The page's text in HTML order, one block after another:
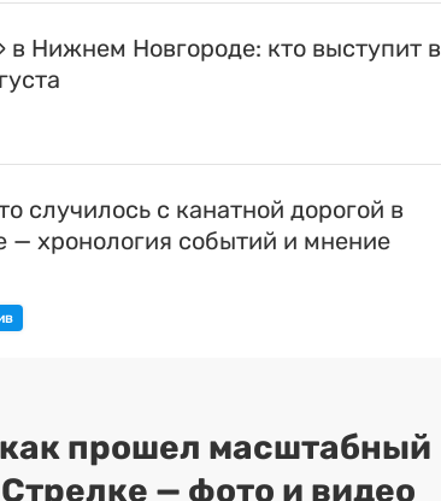
в Нижнем Новгороде: кто выступит в
случилось с канатной дорогой в
хронология событий и мнение
прошел масштабный
— фото и видео